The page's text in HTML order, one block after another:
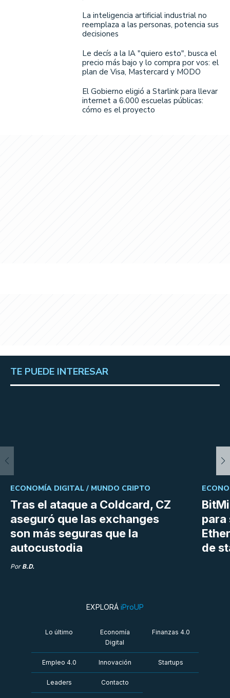
La inteligencia artificial industrial no
reemplaza a las personas, potencia sus
decisiones
Le decís a la IA "quiero esto", busca el
precio más bajo y lo compra por vos: el
plan de Visa, Mastercard y MODO
El Gobierno eligió a Starlink para llevar
internet a 6.000 escuelas públicas:
cómo es el proyecto
TE PUEDE INTERESAR
Tras el ataque a Coldcard, CZ
aseguró que las exchanges
son más seguras que la
autocustodia
ECONOMÍA DIGITAL / MUNDO CRIPTO
Por B.D.
para
de
EXPLORÁ iProUP
Lo último
Economía
Digital
Finanzas 4.0
Empleo 4.0 Innovación Startups
Leaders Contacto